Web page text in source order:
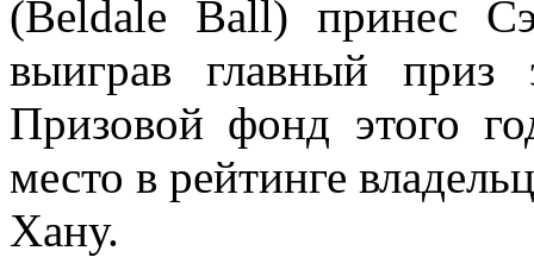
(Beldale Ball) принес
выиграв главный
Призовой фонд этого
место в рейтинге
Хану.